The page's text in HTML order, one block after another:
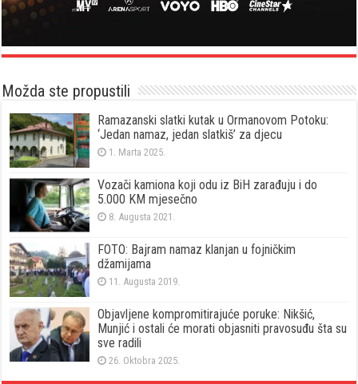
Možda ste propustili
Ramazanski slatki kutak u Ormanovom Potoku:
‘Jedan namaz, jedan slatkiš’ za djecu
1. Marta 2025.
Vozači kamiona koji odu iz BiH zarađuju i do
5.000 KM mjesečno
8. Augusta 2021.
FOTO: Bajram namaz klanjan u fojničkim
džamijama
11. Augusta 2019.
Objavljene kompromitirajuće poruke: Nikšić,
Munjić i ostali će morati objasniti pravosuđu šta su
sve radili
26. Oktobra 2025.